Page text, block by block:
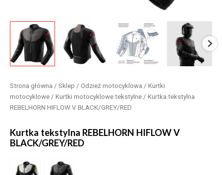
Strona główna / Sklep / Odzież motocyklowa / Kurtki
motocyklowe / Kurtki motocyklowe tekstylne / Kurtka tekstylna
REBELHORN HIFLOW V BLACK/GREY/RED
Kurtka tekstylna REBELHORN HIFLOW V
BLACK/GREY/RED